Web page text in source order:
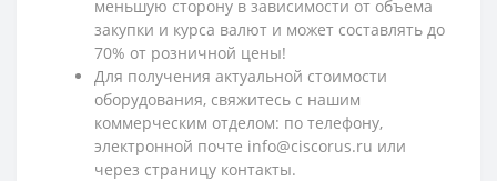
меньшую сторону в зависимости от объема
закупки и курса валют и может составлять до
70% от розничной цены!
Для получения актуальной стоимости
оборудования, свяжитесь с нашим
коммерческим отделом: по телефону,
электронной почте info@ciscorus.ru или
через страницу контакты.